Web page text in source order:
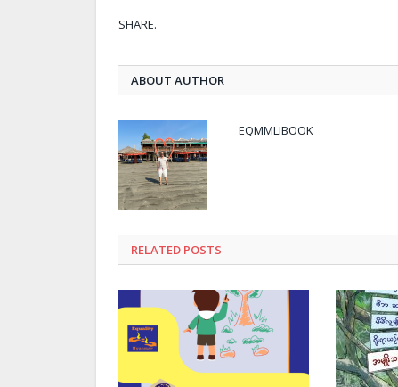
SHARE.
ABOUT AUTHOR
EQMMLIBOOK
RELATED POSTS